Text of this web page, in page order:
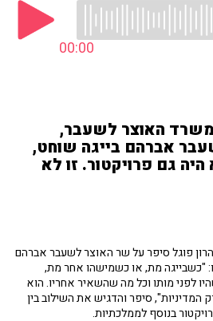
00:00
משרד האוצר לשעבר,
אברהם בייגה שוחט,
גם פרויקטור. זו לא
פוגל סיפר על שר האוצר לשעבר אברהם
"כשבייגה מת, או כשמישהו אחר מת,
לפני מותו וכל מה שהשאיר אחריו. הוא
המדיניות", סיפר והדגיש את השילוב בין
בנוסף לממלכתיות.